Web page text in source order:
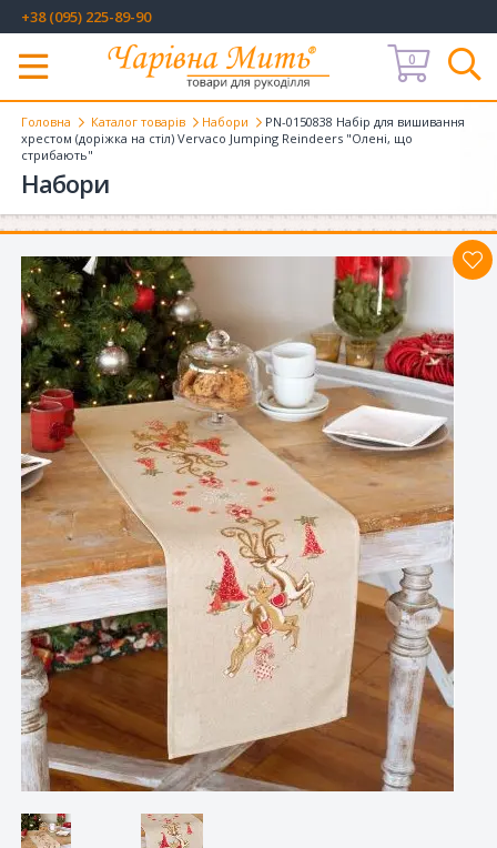
+38 (095) 225-89-90
Меню
0
Головна Каталог товарів Набори
PN-0150838 Набір для вишивання
хрестом (доріжка на стіл) Vervaco Jumping Reindeers "Олені, що
стрибають"
Набори